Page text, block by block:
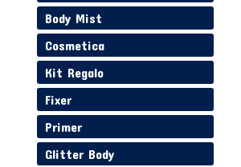
Body Mist
Cosmetica
Kit Regalo
Fixer
Primer
Glitter Body